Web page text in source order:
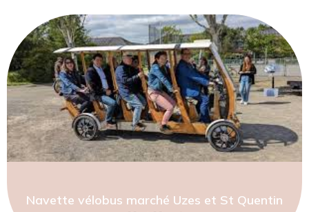
Navette vélobus marché Uzes et St Quentin